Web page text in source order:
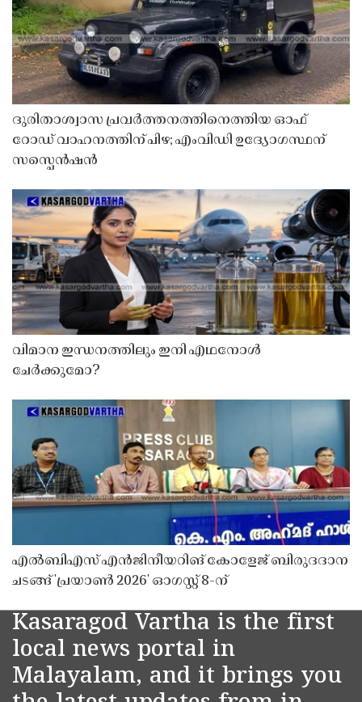
ദുരിതാശ്വാസ പ്രവർത്തനത്തിനെത്തിയ ഓഫ്
റോഡ് വാഹനത്തിന് പിഴ; എംവിഡി ഉദ്യോഗസ്ഥന്
സസ്പെൻഷൻ
വിമാന ഇന്ധനത്തിലും ഇനി എഥനോൾ
ചേർക്കുമോ?
എൽബിഎസ് എൻജിനീയറിങ് കോളേജ് ബിരുദദാന
ചടങ്ങ് 'പ്രയാൺ 2026' ഓഗസ്റ്റ് 8-ന്
Kasaragod Vartha is the first
local news portal in
Malayalam, and it brings you